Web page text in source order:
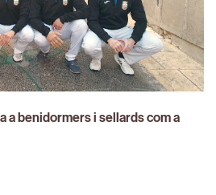
a benidormers i sellards com a